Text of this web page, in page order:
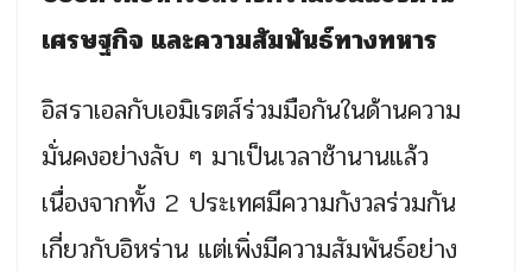
เศรษฐกิจ และความสัมพันธ์ทางทหาร
อิสราเอลกับเอมิเรตส์ร่วมมือกันในด้านความ
มั่นคงอย่างลับ ๆ มาเป็นเวลาช้านานแล้ว
เนื่องจากทั้ง 2 ประเทศมีความกังวลร่วมกัน
เกี่ยวกับอิหร่าน แต่เพิ่งมีความสัมพันธ์อย่าง